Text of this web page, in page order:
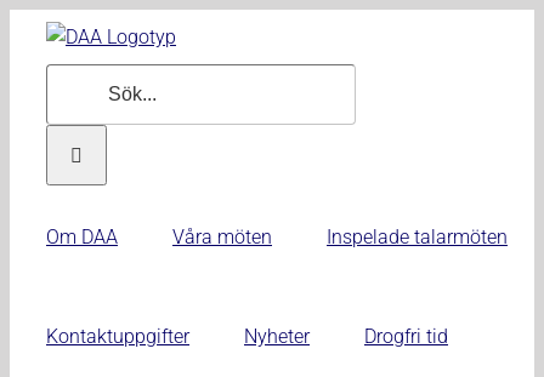
Fortsätt
Om DAA Våra möten Inspelade talarmöten
Kontaktuppgifter Nyheter Drogfri tid